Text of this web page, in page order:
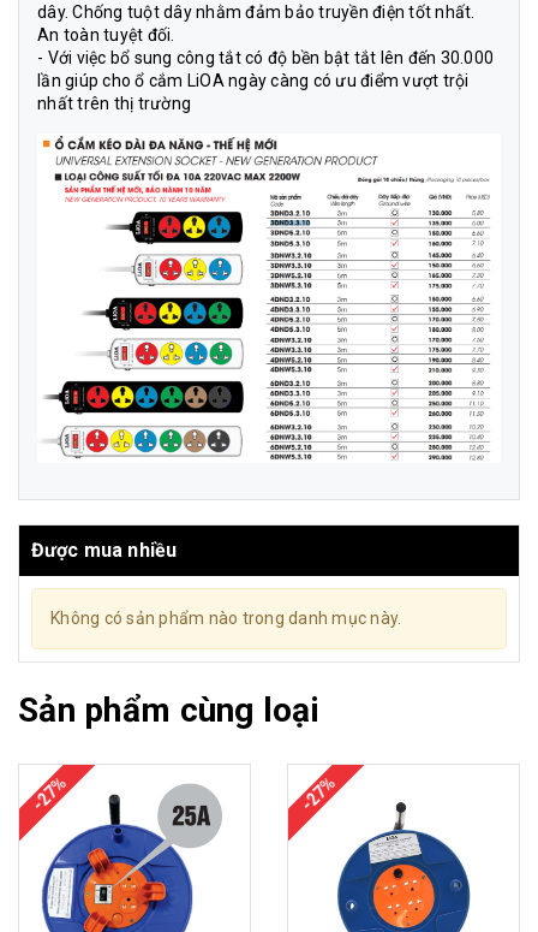
dây. Chống tuột dây nhằm đảm bảo truyền điện tốt nhất.
An toàn tuyệt đối.
- Với việc bổ sung công tắt có độ bền bật tắt lên đến 30.000
lần giúp cho ổ cắm LiOA ngày càng có ưu điểm vượt trội
nhất trên thị trường
Được mua nhiều
Không có sản phẩm nào trong danh mục này.
Sản phẩm cùng loại
-27% -27%